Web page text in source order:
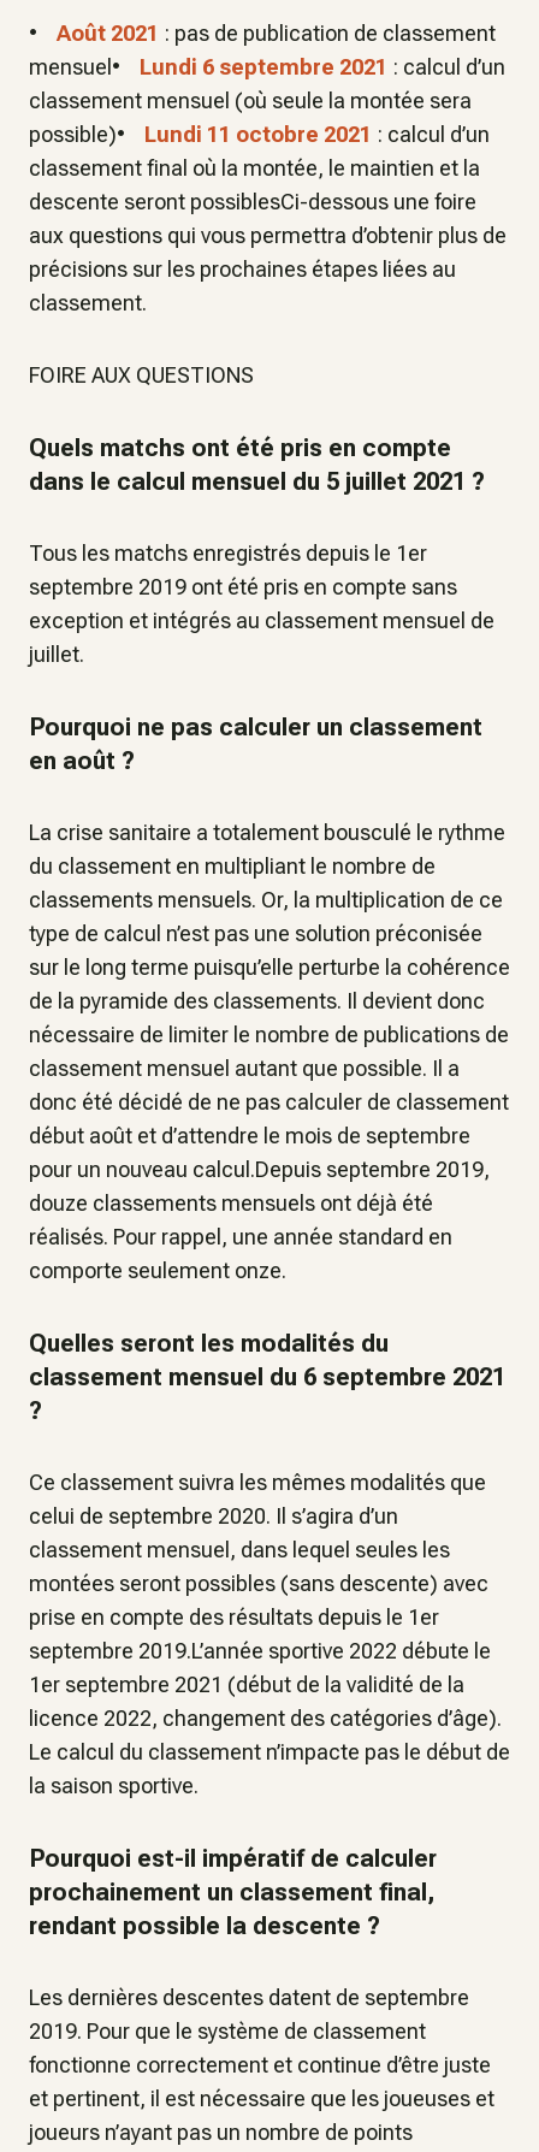
• Août 2021 : pas de publication de classement
mensuel• Lundi 6 septembre 2021 : calcul d’un
classement mensuel (où seule la montée sera
possible)• Lundi 11 octobre 2021 : calcul d’un
classement final où la montée, le maintien et la
descente seront possiblesCi-dessous une foire
aux questions qui vous permettra d’obtenir plus de
précisions sur les prochaines étapes liées au
classement.
FOIRE AUX QUESTIONS
Quels matchs ont été pris en compte
dans le calcul mensuel du 5 juillet 2021 ?
Tous les matchs enregistrés depuis le 1er
septembre 2019 ont été pris en compte sans
exception et intégrés au classement mensuel de
juillet.
Pourquoi ne pas calculer un classement
en août ?
La crise sanitaire a totalement bousculé le rythme
du classement en multipliant le nombre de
classements mensuels. Or, la multiplication de ce
type de calcul n’est pas une solution préconisée
sur le long terme puisqu’elle perturbe la cohérence
de la pyramide des classements. Il devient donc
nécessaire de limiter le nombre de publications de
classement mensuel autant que possible. Il a
donc été décidé de ne pas calculer de classement
début août et d’attendre le mois de septembre
pour un nouveau calcul.Depuis septembre 2019,
douze classements mensuels ont déjà été
réalisés. Pour rappel, une année standard en
comporte seulement onze.
Quelles seront les modalités du
classement mensuel du 6 septembre 2021
?
Ce classement suivra les mêmes modalités que
celui de septembre 2020. Il s’agira d’un
classement mensuel, dans lequel seules les
montées seront possibles (sans descente) avec
prise en compte des résultats depuis le 1er
septembre 2019.L’année sportive 2022 débute le
1er septembre 2021 (début de la validité de la
licence 2022, changement des catégories d’âge).
Le calcul du classement n’impacte pas le début de
la saison sportive.
Pourquoi est-il impératif de calculer
prochainement un classement final,
rendant possible la descente ?
Les dernières descentes datent de septembre
2019. Pour que le système de classement
fonctionne correctement et continue d’être juste
et pertinent, il est nécessaire que les joueuses et
joueurs n’ayant pas un nombre de points